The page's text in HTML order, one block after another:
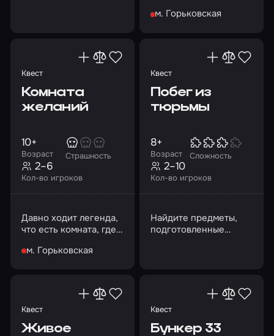
подземельях? Выбор
м. Горьковская
Квест
Комната
желаний
Возраст
10+
Страшность
Кол-во игроков
2–6
Давно ходит легенда,
что есть комната, где
сокровенные желания
м. Горьковская
Квест
Побег из
тюрьмы
Возраст
8+
Сложность
Кол-во игроков
2–10
Найдите предметы,
подготовленные
Квест
Живое
Квест
Бункер 33